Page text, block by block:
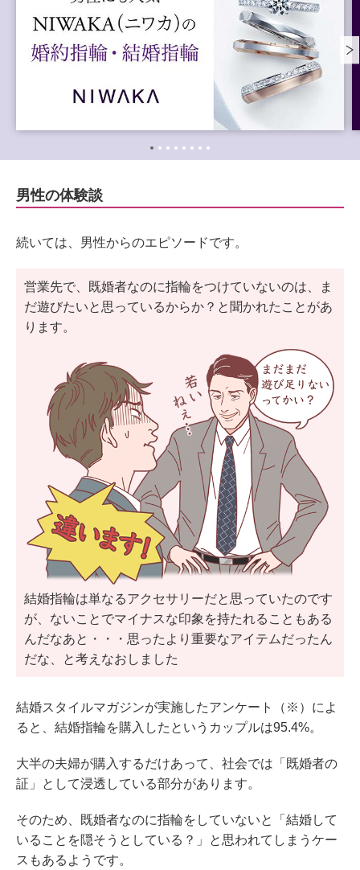
男性の体験談
続いては、男性からのエピソードです。
営業先で、既婚者なのに指輪をつけていないのは、ま
だ遊びたいと思っているからか？と聞かれたことがあ
ります。
結婚指輪は単なるアクセサリーだと思っていたのです
が、ないことでマイナスな印象を持たれることもある
んだなあと・・・思ったより重要なアイテムだったん
だな、と考えなおしました
結婚スタイルマガジンが実施したアンケート（※）によ
ると、結婚指輪を購入したというカップルは95.4%。
大半の夫婦が購入するだけあって、社会では「既婚者の
証」として浸透している部分があります。
そのため、既婚者なのに指輪をしていないと「結婚して
いることを隠そうとしている？」と思われてしまうケー
スもあるようです。